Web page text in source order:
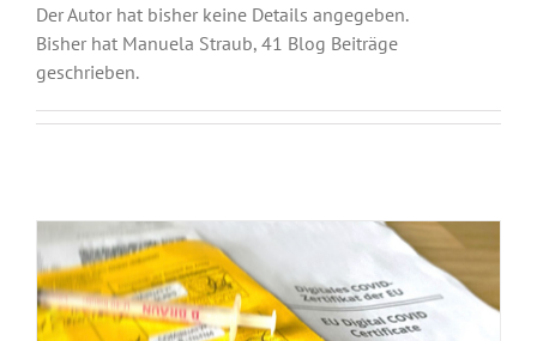
Der Autor hat bisher keine Details angegeben.
Bisher hat Manuela Straub, 41 Blog Beiträge
geschrieben.